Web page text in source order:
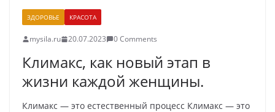
ЗДОРОВЬЕ КРАСОТА
mysila.ru 20.07.2023 0 Comments
Климакс, как новый этап в
жизни каждой женщины.
Климакс — это естественный процесс Климакс — это